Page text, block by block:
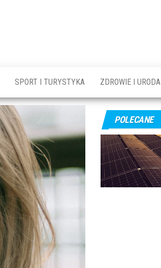
SPORT I TURYSTYKA ZDROWIE I URODA
POLECANE